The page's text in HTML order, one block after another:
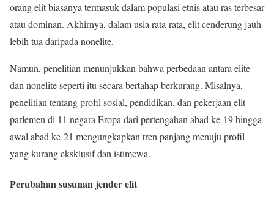
orang elit biasanya termasuk dalam populasi etnis atau ras terbesar
atau dominan. Akhirnya, dalam usia rata-rata, elit cenderung jauh
lebih tua daripada nonelite.
Namun, penelitian menunjukkan bahwa perbedaan antara elite
dan nonelite seperti itu secara bertahap berkurang. Misalnya,
penelitian tentang profil sosial, pendidikan, dan pekerjaan elit
parlemen di 11 negara Eropa dari pertengahan abad ke-19 hingga
awal abad ke-21 mengungkapkan tren panjang menuju profil
yang kurang eksklusif dan istimewa.
Perubahan susunan jender elit